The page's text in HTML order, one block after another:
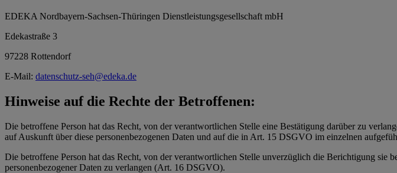
EDEKA Nordbayern-Sachsen-Thüringen Dienstleistungsgesellschaft mbH
Edekastraße 3
97228 Rottendorf
E-Mail: datenschutz-seh@edeka.de
Hinweise auf die Rechte der Betroffenen:
Die betroffene Person hat das Recht, von der verantwortlichen Stelle eine Bestätigung darüber zu
auf Auskunft über diese personenbezogenen Daten und auf die in Art. 15 DSGVO im einzelnen
Die betroffene Person hat das Recht, von der verantwortlichen Stelle unverzüglich die Berichtigung
personenbezogener Daten zu verlangen (Art. 16 DSGVO).